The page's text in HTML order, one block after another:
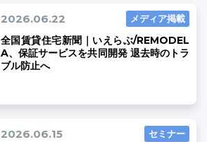
03-6689-1791
2026.06.22 メディア掲載
全国賃貸住宅新聞｜いえらぶ/REMODEL
A、保証サービスを共同開発 退去時のトラ
ブル防止へ
2026.06.15 セミナー